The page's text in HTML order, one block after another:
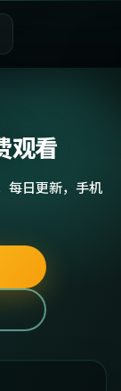
观看
每日更新，手机